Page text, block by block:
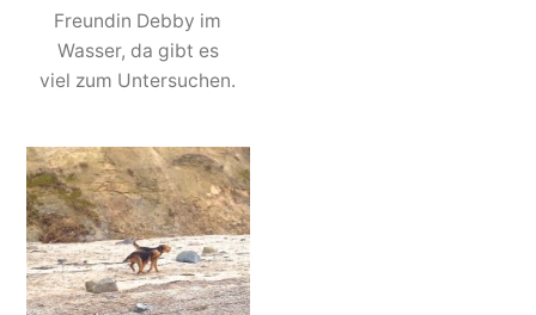
Freundin Debby im
Wasser, da gibt es
viel zum Untersuchen.